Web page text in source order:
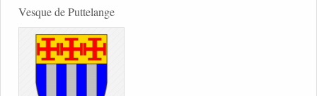
Vesque de Puttelange